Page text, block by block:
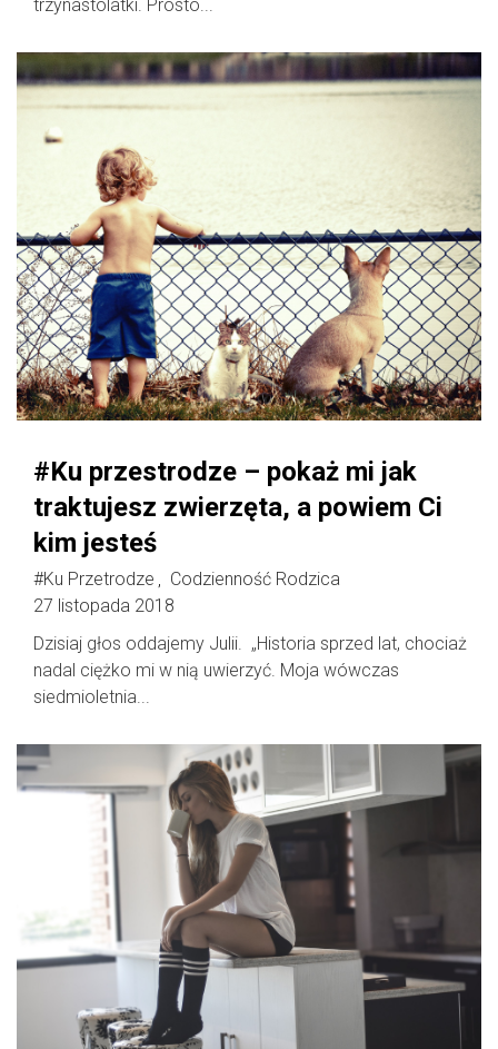
trzynastolatki. Prosto...
#Ku przestrodze – pokaż mi jak
traktujesz zwierzęta, a powiem Ci
kim jesteś
#Ku Przetrodze
Codzienność Rodzica
27 listopada 2018
Dzisiaj głos oddajemy Julii. „Historia sprzed lat, chociaż
nadal ciężko mi w nią uwierzyć. Moja wówczas
siedmioletnia...